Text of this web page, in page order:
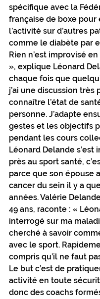
spécifique avec la
française de boxe pour
l’activité sur d’autres
comme le diabète par
Rien n’est improvisé
», explique Léonard
chaque fois que
j’ai une discussion très
connaître l’état de
personne. J’adapte
gestes et les objectifs
pendant les cours
Léonard Delande s’est
près au sport santé,
parce que son épouse
cancer du sein il y a
années. Valérie
49 ans, raconte : «
interrogé sur ma
cherché à savoir
avec le sport.
compris qu’il ne faut
Le but c’est de
activité en toute
donc des coachs